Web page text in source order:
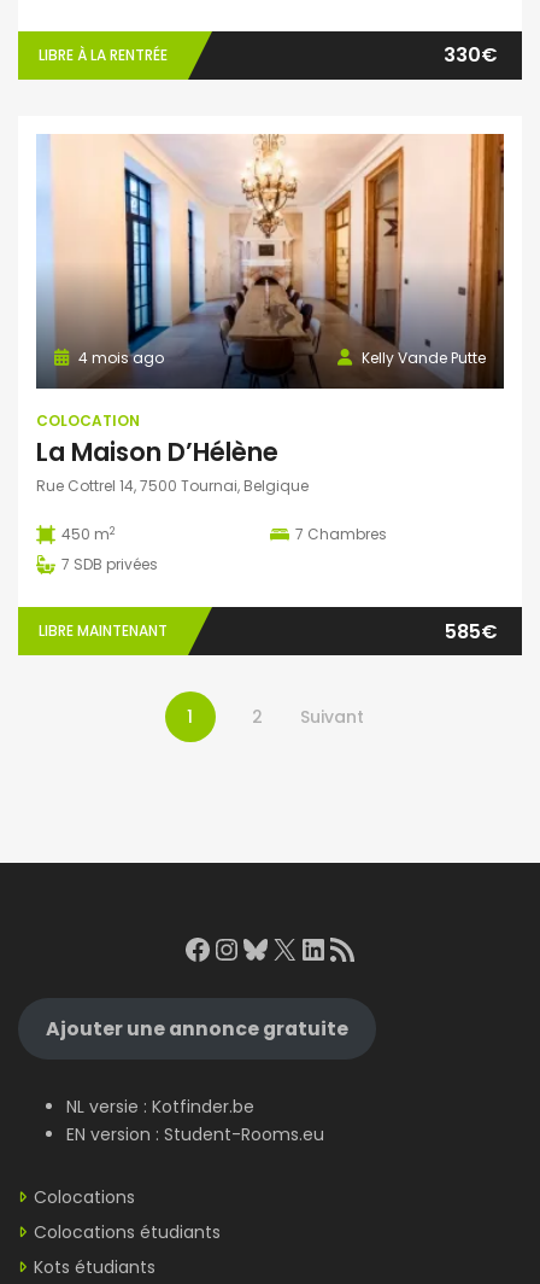
LIBRE À LA RENTRÉE 330€
Kelly Vande Putte
4 mois ago
COLOCATION
La Maison D’Hélène
Rue Cottrel 14, 7500 Tournai, Belgique
450 m2 7 Chambres
7 SDB privées
LIBRE MAINTENANT 585€
1 2 Suivant
Facebook
Instagram
Bluesky
X LinkedIn
RSS Feed
Ajouter une annonce gratuite
NL versie : Kotfinder.be
EN version : Student-Rooms.eu
Colocations
Colocations étudiants
Kots étudiants